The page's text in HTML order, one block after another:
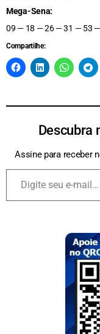
Mega-Sena:
09 — 18 — 26 — 31 — 53
Compartilhe:
Descubra
Assine para receber